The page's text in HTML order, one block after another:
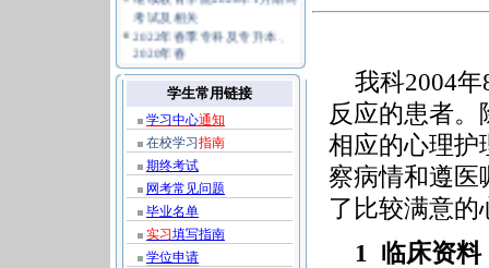
考试及相关
2022年春季专科及专升本、
2020年春
2026年4月批次毕业生领取毕
业证及档案
关于不要购买假冒复习题避
免上当受骗的公告
公共课统考报名及相关规定
指南
学生常用链接
学习中心通知
在校学习 指南
期终考试
网考常见问题
毕业名单
实习 填写指南
学位申请
我科2004年
反应的患者
相应的心理护
察病情和遵医
了比较满意
1 临床资料